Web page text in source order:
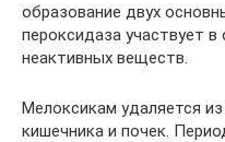
образование двух
пероксидаза участвует в
неактивных веществ.
Мелоксикам удаляется
кишечника и почек.